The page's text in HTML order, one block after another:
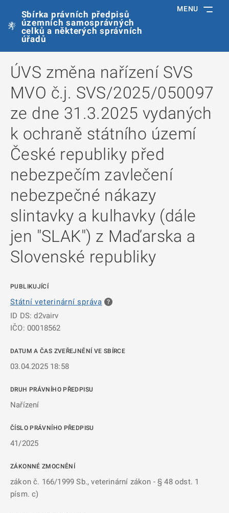
Sbírka právních předpisů
územních samosprávných
celků a některých správních
úřadů
MENU
ÚVS změna nařízení SVS
MVO č.j. SVS/2025/050097
ze dne 31.3.2025 vydaných
k ochraně státního území
České republiky před
nebezpečím zavlečení
nebezpečné nákazy
slintavky a kulhavky (dále
jen "SLAK") z Maďarska a
Slovenské republiky
PUBLIKUJÍCÍ
Státní veterinární správa
ID DS: d2vairv
IČO: 00018562
DATUM A ČAS ZVEŘEJNĚNÍ VE SBÍRCE
03.04.2025 18:58
DRUH PRÁVNÍHO PŘEDPISU
Nařízení
ČÍSLO PRÁVNÍHO PŘEDPISU
41/2025
ZÁKONNÉ ZMOCNĚNÍ
zákon č. 166/1999 Sb., veterinární zákon - § 48 odst. 1
písm. c)